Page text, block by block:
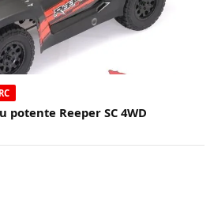
potente Reeper SC 4WD